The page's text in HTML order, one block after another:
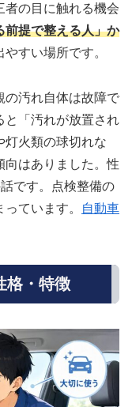
者の目に触れる機会
前提で整える人」か
やすい場所です。
の汚れ自体は故障で
と「汚れが放置され
灯火類の球切れな
向はありました。性
です。点検整備の
ています。
自動車
格・特徴